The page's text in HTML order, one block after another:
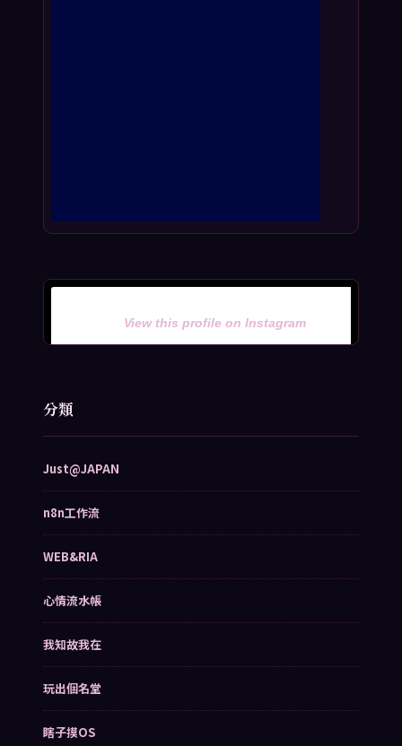
View this profile on Instagram
分類
Just@JAPAN
n8n工作流
WEB&RIA
心情流水帳
我知故我在
玩出個名堂
瞎子摸OS